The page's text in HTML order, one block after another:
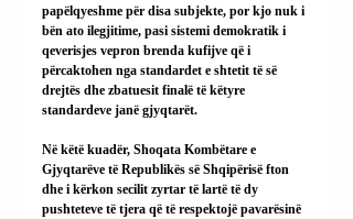
papëlqyeshme për disa subjekte, por kjo nuk i
bën ato ilegjitime, pasi sistemi demokratik i
qeverisjes vepron brenda kufijve që i
përcaktohen nga standardet e shtetit të së
drejtës dhe zbatuesit finalë të këtyre
standardeve janë gjyqtarët.
Në këtë kuadër, Shoqata Kombëtare e
Gjyqtarëve të Republikës së Shqipërisë fton
dhe i kërkon secilit zyrtar të lartë të dy
pushteteve të tjera që të respektojë pavarësinë